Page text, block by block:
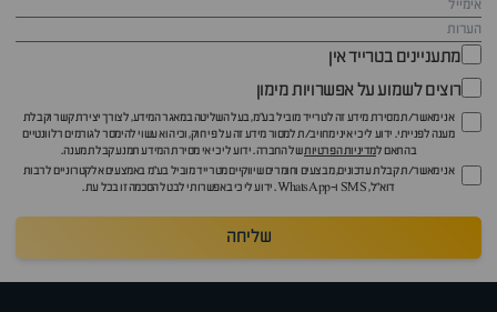
מתעניינים בטרייד אין
רוצים לשמוע על אפשרויות מימון
אני מאשר/ת מסירת מידע זה לטרייד מוביל בע"מ, בעל השליטה במאגר המידע, לצורך יצירת קשר וקבלת
מענה לפנייתי. ידוע לי כי איני מחויב/ת למסור מידע זה על פי חוק, וכי הוא עשוי להימסר לגורמים רלוונטיים
בהתאם למדיניות הפרטיותשל החברה. ידוע לי כי אי מסירת המידע תמנע קבלת מענה.
אני מאשר/ת קבלת עדכונים, מבצעים וחומרים שיווקיים מטרייד מוביל בע"מ באמצעים אלקטרוניים לרבות
דוא״ל, SMS ו-WhatsApp. ידוע לי כי באפשרותי לבטל הסכמה זו בכל עת.
שליחה